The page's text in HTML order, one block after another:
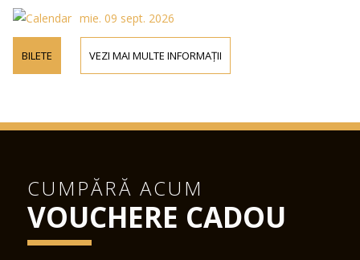
mie. 09 sept. 2026
BILETE VEZI MAI MULTE INFORMAȚII
CUMPĂRĂ ACUM
VOUCHERE CADOU